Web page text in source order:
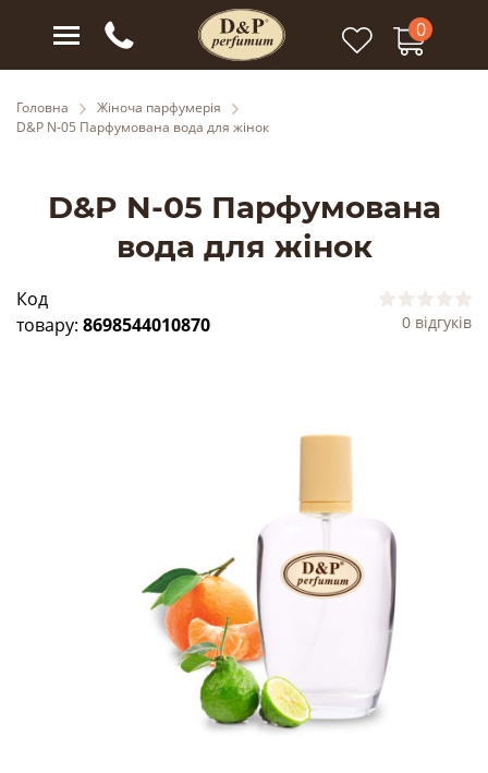
0
Головна
Жіноча парфумерія
D&P N-05 Парфумована вода для жінок
D&P N-05 Парфумована
вода для жінок
Код
товару: 8698544010870 0 відгуків